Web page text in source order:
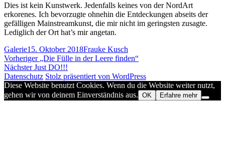
Dies ist kein Kunstwerk. Jedenfalls keines von der NordArt
erkorenes. Ich bevorzugte ohnehin die Entdeckungen abseits der
gefälligen Mainstreamkunst, die mir nicht im geringsten zusagte.
Lediglich der Ort hat’s mir angetan.
Format
GalerieVeröffentlicht
am
15. Oktober 2018Autor
Frauke Kusch
Beitragsnavigation
Vorheriger
Vorheriger
Beitrag:
„Die Fülle in der Leere finden“
Nächster Nächster
Beitrag:
Just DO!!!
Datenschutz Stolz präsentiert von WordPress
Diese Website benutzt Cookies. Wenn du die Website weiter nutzt,
gehen wir von deinem Einverständnis aus. OK Erfahre mehr